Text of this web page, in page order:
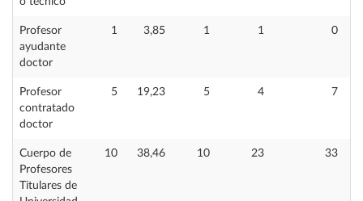
Profesor
ayudante
doctor
1 3,85 1 1 0
Profesor
contratado
doctor
5 19,23 5 4 7
Cuerpo de
Profesores
Titulares de
10 38,46 10 23 33